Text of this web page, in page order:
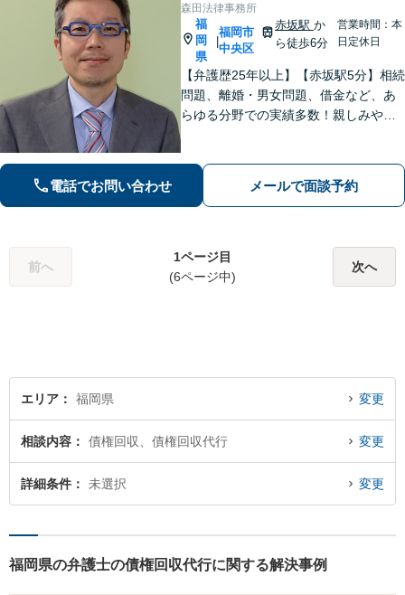
森田法律事務所
福
岡
県
|
福岡市
中央区
赤坂駅 か
ら徒歩6分
営業時間：本
日定休日
【弁護歴25年以上】【赤坂駅5分】相続
問題、離婚・男女問題、借金など、あ
らゆる分野での実績多数！親しみやす
すい料金設定なので、お一人で抱え込
まず、お気軽にご相談を。【完全個室
電話でお問い合わせ メールで面談予約
前へ
1ページ目
(6ページ中)
次へ
エリア 福岡県 変更
相談内容 債権回収、債権回収代行 変更
詳細条件 未選択 変更
福岡県の弁護士の債権回収代行に関する解決事例